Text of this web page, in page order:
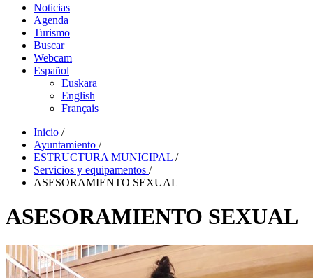
Noticias
Agenda
Turismo
Buscar
Webcam
Español
Euskara
English
Français
Inicio /
Ayuntamiento /
ESTRUCTURA MUNICIPAL /
Servicios y equipamentos /
ASESORAMIENTO SEXUAL
ASESORAMIENTO SEXUAL